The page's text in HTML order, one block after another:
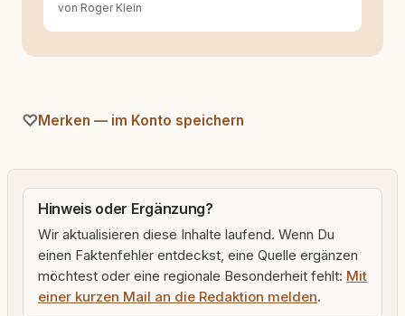
Texten möchte ich genau dazu beitragen.
von Roger Klein
Merken — im Konto speichern
Hinweis oder Ergänzung?
Wir aktualisieren diese Inhalte laufend. Wenn Du
einen Faktenfehler entdeckst, eine Quelle ergänzen
möchtest oder eine regionale Besonderheit fehlt: Mit
einer kurzen Mail an die Redaktion melden.